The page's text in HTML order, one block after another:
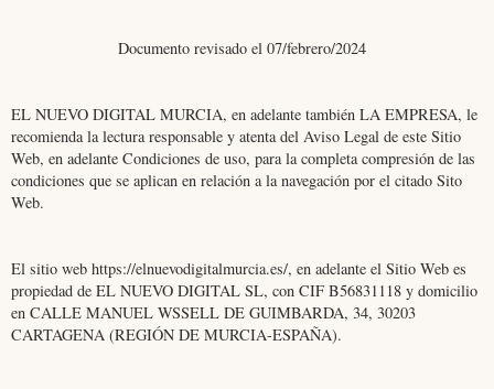
Documento revisado el 07/febrero/2024
EL NUEVO DIGITAL MURCIA, en adelante también LA EMPRESA, le
recomienda la lectura responsable y atenta del Aviso Legal de este Sitio
Web, en adelante Condiciones de uso, para la completa compresión de las
condiciones que se aplican en relación a la navegación por el citado Sito
Web.
El sitio web https://elnuevodigitalmurcia.es/, en adelante el Sitio Web es
propiedad de EL NUEVO DIGITAL SL, con CIF B56831118 y domicilio
en CALLE MANUEL WSSELL DE GUIMBARDA, 34, 30203
CARTAGENA (REGIÓN DE MURCIA-ESPAÑA).